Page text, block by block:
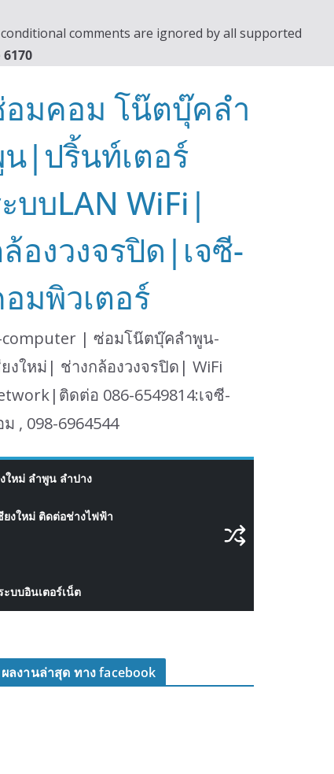
conditional comments are ignored by all supported
6170
มคอม โน๊ตบุ๊คลำ
|ปริ้นท์เตอร์
บบLAN WiFi|
องวงจรปิด|เจซี-
มพิวเตอร์
computer | ซ่อมโน๊ตบุ๊คลำพูน-
ยงใหม่| ช่างกล้องวงจรปิด| WiFi
ติดต่อ 086-6549814:เจซี-
, 098-6964544
ใหม่ ลำพูน ลำปาง
งใหม่ ติดต่อช่างไฟฟ้า
บบอินเตอร์เน็ต
ผลงานล่าสุด ทาง facebook